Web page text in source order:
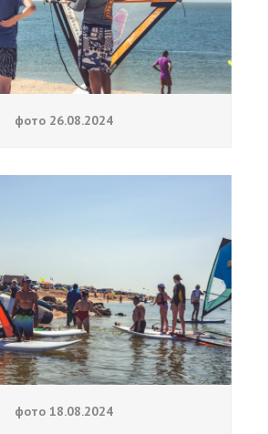
фото 26.08.2024
фото 18.08.2024